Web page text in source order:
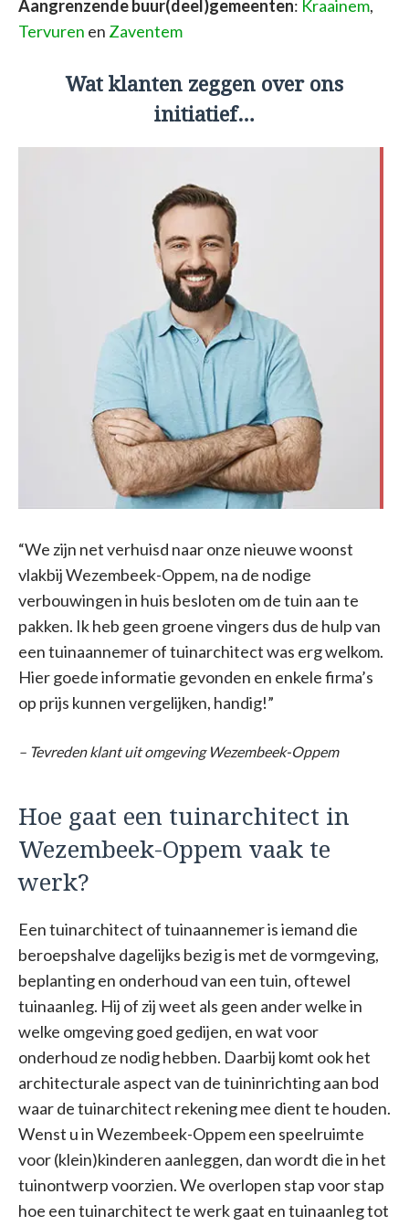
Aangrenzende buur(deel)gemeenten: Kraainem,
Tervuren en Zaventem
Wat klanten zeggen over ons
initiatief…
“We zijn net verhuisd naar onze nieuwe woonst
vlakbij Wezembeek-Oppem, na de nodige
verbouwingen in huis besloten om de tuin aan te
pakken. Ik heb geen groene vingers dus de hulp van
een tuinaannemer of tuinarchitect was erg welkom.
Hier goede informatie gevonden en enkele firma’s
op prijs kunnen vergelijken, handig!”
– Tevreden klant uit omgeving Wezembeek-Oppem
Hoe gaat een tuinarchitect in
Wezembeek-Oppem vaak te
werk?
Een tuinarchitect of tuinaannemer is iemand die
beroepshalve dagelijks bezig is met de vormgeving,
beplanting en onderhoud van een tuin, oftewel
tuinaanleg. Hij of zij weet als geen ander welke in
welke omgeving goed gedijen, en wat voor
onderhoud ze nodig hebben. Daarbij komt ook het
architecturale aspect van de tuininrichting aan bod
waar de tuinarchitect rekening mee dient te houden.
Wenst u in Wezembeek-Oppem een speelruimte
voor (klein)kinderen aanleggen, dan wordt die in het
tuinontwerp voorzien. We overlopen stap voor stap
hoe een tuinarchitect te werk gaat en tuinaanleg tot